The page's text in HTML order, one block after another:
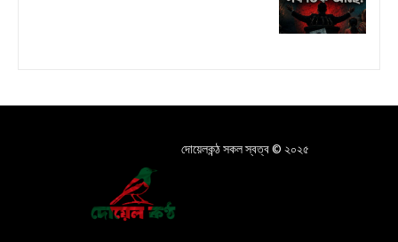
দোয়েলকন্ঠ সকল স্বত্ব © ২০২৫